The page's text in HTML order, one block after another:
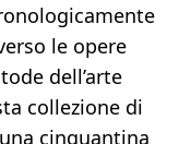
le opere
dell’arte
collezione di
cinquantina